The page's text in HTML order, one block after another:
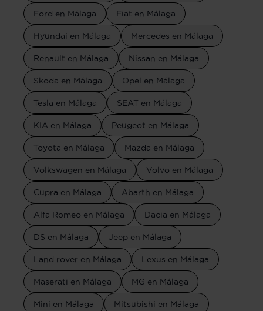
Ford en Málaga Fiat en Málaga
Hyundai en Málaga Mercedes en Málaga
Renault en Málaga Nissan en Málaga
Skoda en Málaga Opel en Málaga
Tesla en Málaga SEAT en Málaga
KIA en Málaga Peugeot en Málaga
Toyota en Málaga Mazda en Málaga
Volkswagen en Málaga Volvo en Málaga
Cupra en Málaga Abarth en Málaga
Alfa Romeo en Málaga Dacia en Málaga
DS en Málaga Jeep en Málaga
Land rover en Málaga Lexus en Málaga
Maserati en Málaga MG en Málaga
Mini en Málaga Mitsubishi en Málaga